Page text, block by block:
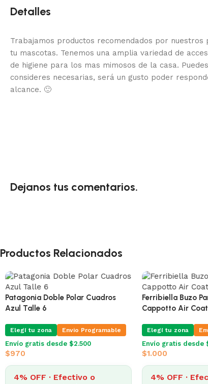
Detalles
Trabajamos productos recomendados por nuestros
tu mascotas. Tenemos una amplia variedad de
de higiene para los mas mimosos de la casa.
consideres necesarias, será un gusto poder
alcance. 🙂
Dejanos tus comentarios.
Productos Relacionados
Impermeable Dandy Blue 39 Cm
Para Perro
Elegí tu zona Envio Programable
Envío gratis desde $2.500
$1.690
4% OFF · Efectivo o
Patagonia Doble
Azul Talle 6
Elegí tu zona
Envío gratis desde
$970
4% OFF ·